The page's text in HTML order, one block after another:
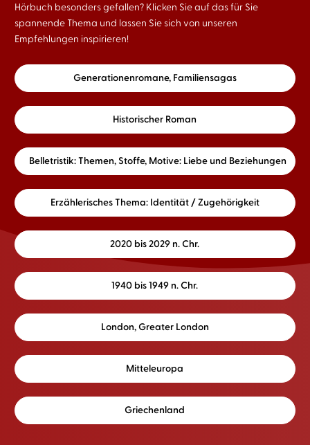
Hörbuch besonders gefallen? Klicken Sie auf das für Sie
spannende Thema und lassen Sie sich von unseren
Empfehlungen inspirieren!
Generationenromane, Familiensagas
Historischer Roman
Belletristik: Themen, Stoffe, Motive: Liebe und Beziehungen
Erzählerisches Thema: Identität / Zugehörigkeit
2020 bis 2029 n. Chr.
1940 bis 1949 n. Chr.
London, Greater London
Mitteleuropa
Griechenland